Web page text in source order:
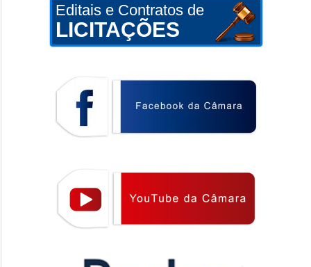
Editais e Contratos de
LICITAÇÕES